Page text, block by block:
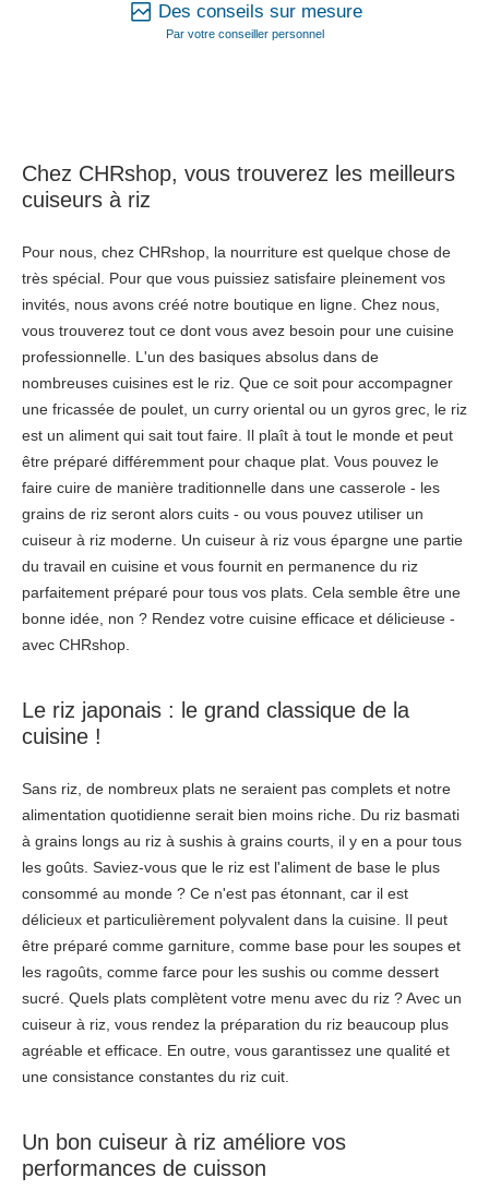
Des conseils sur mesure
Par votre conseiller personnel
Chez CHRshop, vous trouverez les meilleurs
cuiseurs à riz
Pour nous, chez CHRshop, la nourriture est quelque chose de
très spécial. Pour que vous puissiez satisfaire pleinement vos
invités, nous avons créé notre boutique en ligne. Chez nous,
vous trouverez tout ce dont vous avez besoin pour une cuisine
professionnelle. L'un des basiques absolus dans de
nombreuses cuisines est le riz. Que ce soit pour accompagner
une fricassée de poulet, un curry oriental ou un gyros grec, le riz
est un aliment qui sait tout faire. Il plaît à tout le monde et peut
être préparé différemment pour chaque plat. Vous pouvez le
faire cuire de manière traditionnelle dans une casserole - les
grains de riz seront alors cuits - ou vous pouvez utiliser un
cuiseur à riz moderne. Un cuiseur à riz vous épargne une partie
du travail en cuisine et vous fournit en permanence du riz
parfaitement préparé pour tous vos plats. Cela semble être une
bonne idée, non ? Rendez votre cuisine efficace et délicieuse -
avec CHRshop.
Le riz japonais : le grand classique de la
cuisine !
Sans riz, de nombreux plats ne seraient pas complets et notre
alimentation quotidienne serait bien moins riche. Du riz basmati
à grains longs au riz à sushis à grains courts, il y en a pour tous
les goûts. Saviez-vous que le riz est l'aliment de base le plus
consommé au monde ? Ce n'est pas étonnant, car il est
délicieux et particulièrement polyvalent dans la cuisine. Il peut
être préparé comme garniture, comme base pour les soupes et
les ragoûts, comme farce pour les sushis ou comme dessert
sucré. Quels plats complètent votre menu avec du riz ? Avec un
cuiseur à riz, vous rendez la préparation du riz beaucoup plus
agréable et efficace. En outre, vous garantissez une qualité et
une consistance constantes du riz cuit.
Un bon cuiseur à riz améliore vos
performances de cuisson